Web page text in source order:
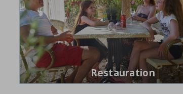
Restauration